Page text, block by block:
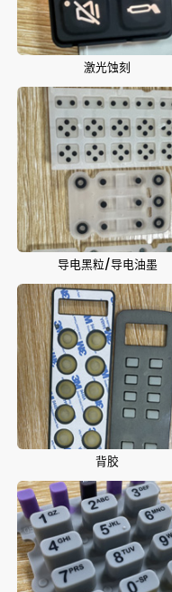
激光蚀刻
导电黑粒/导电油墨
背胶